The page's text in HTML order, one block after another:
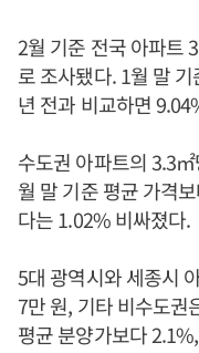
2월 기준 전국 아파트
로 조사됐다. 1월 말
년 전과 비교하면
수도권 아파트의 3.3
월 말 기준 평균 가격
다는 1.02% 비싸졌다.
5대 광역시와 세종시
7만 원, 기타 비수도권
평균 분양가보다